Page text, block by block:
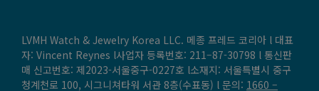
LVMH Watch & Jewelry Korea LLC. 메종 프레드 코리아 l 대표
자: Vincent Reynes l사업자 등록번호: 211–87-30798 l 통신판
매 신고번호: 제2023-서울중구-0227호 l소재지: 서울특별시 중구
청계천로 100, 시그니쳐타워 서관 8층(수표동) l 문의: 1660 –